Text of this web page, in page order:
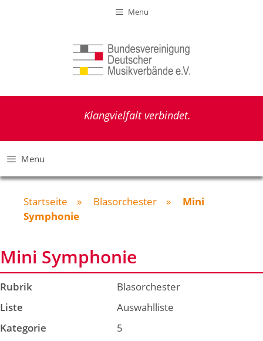
Menu
Klangvielfalt verbindet.
Menu
Startseite » Blasorchester » Mini
Symphonie
Mini Symphonie
Rubrik
Blasorchester
Liste
Auswahlliste
Kategorie
5